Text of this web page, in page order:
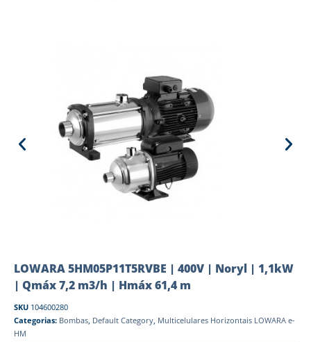
LOWARA 5HM05P11T5RVBE | 400V | Noryl | 1,1kW
| Qmáx 7,2 m3/h | Hmáx 61,4 m
SKU 104600280
Categorias: Bombas, Default Category, Multicelulares Horizontais LOWARA e-
HM